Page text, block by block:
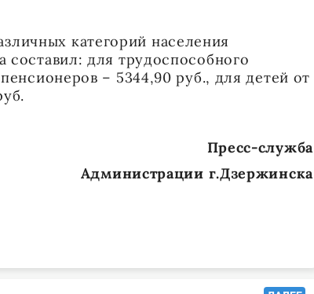
категорий населения
составил: для трудоспособного
– 5344,90 руб., для детей от
Пресс-служба
Администрации г.Дзержинска